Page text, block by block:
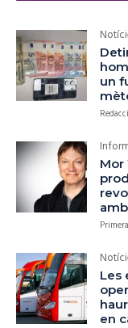
un
Mor
Les
en